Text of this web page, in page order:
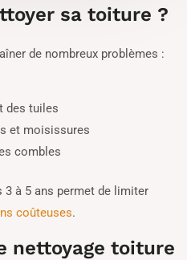
sa toiture ?
de nombreux problèmes :
des tuiles
et moisissures
combles
3 à 5 ans permet de limiter
coûteuses.
nettoyage toiture